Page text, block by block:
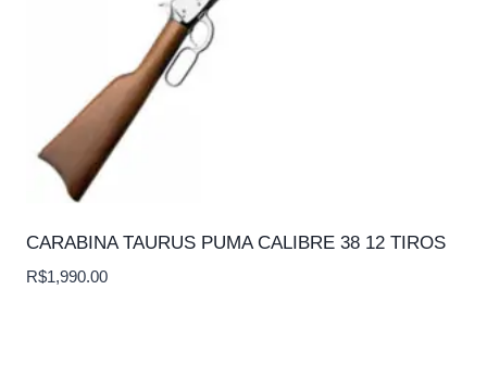
CARABINA TAURUS PUMA CALIBRE 38 12 TIROS
R$1,990.00